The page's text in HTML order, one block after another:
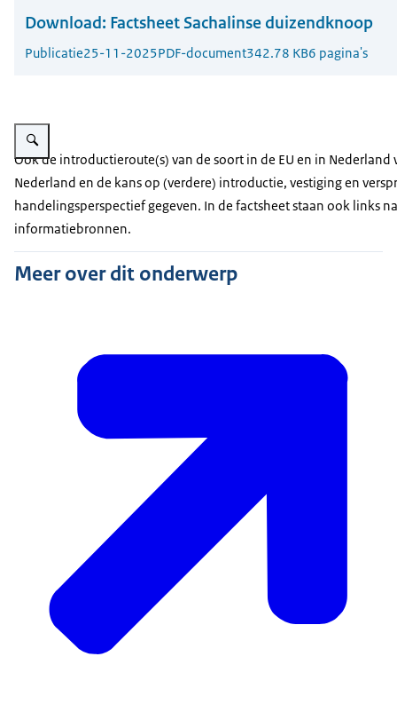
Download: Factsheet Sachalinse duizendknoop
Publicatie25-11-2025PDF-document342.78 KB6 pagina's
Vergroot afbeelding Fallopia sachalinensis
Ook de introductieroute(s) van de soort in de EU en in
Nederland en de kans op (verdere) introductie, vestiging en
handelingsperspectief gegeven. In de factsheet staan ook links
informatiebronnen.
Meer over dit onderwerp